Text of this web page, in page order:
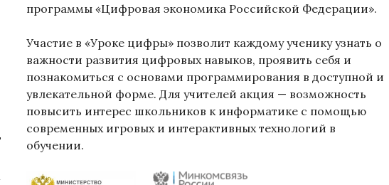
программы «Цифровая экономика Российской Федерации».
Участие в «Уроке цифры» позволит каждому ученику узнать о
важности развития цифровых навыков, проявить себя и
познакомиться с основами программирования в доступной и
увлекательной форме. Для учителей акция — возможность
повысить интерес школьников к информатике с помощью
современных игровых и интерактивных технологий в
обучении.